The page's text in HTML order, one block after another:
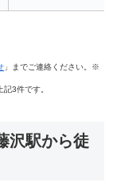
」までご連絡ください。※
3件です。
沢駅から徒